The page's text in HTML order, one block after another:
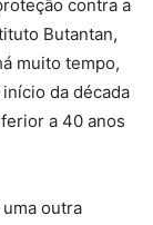
contra a
Butantan,
muito tempo,
da década
a 40 anos
outra